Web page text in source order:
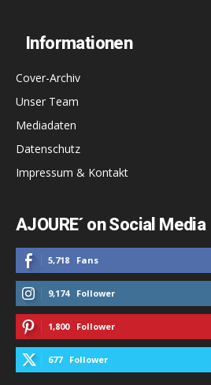
Informationen
Cover-Archiv
Unser Team
Mediadaten
Datenschutz
Impressum & Kontakt
AJOURE´ on Social Media
5,718 Fans
9,174 Follower
1,800 Follower
677 Follower